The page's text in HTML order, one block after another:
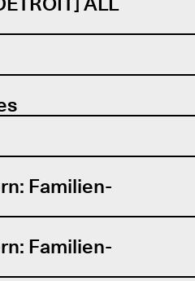
Familien-
Familien-